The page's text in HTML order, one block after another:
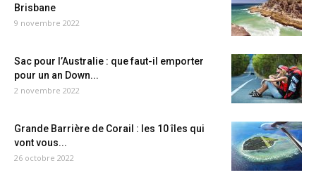
Brisbane
9 novembre 2022
Sac pour l’Australie : que faut-il emporter
pour un an Down...
2 novembre 2022
Grande Barrière de Corail : les 10 îles qui
vont vous...
26 octobre 2022